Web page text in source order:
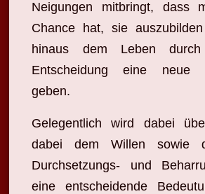
Neigungen mitbringt, dass
Chance hat, sie
hinaus dem Leben
Entscheidung eine neue
geben.
Gelegentlich wird dabei
dabei dem Willen sowie
Durchsetzungs- und
eine entscheidende